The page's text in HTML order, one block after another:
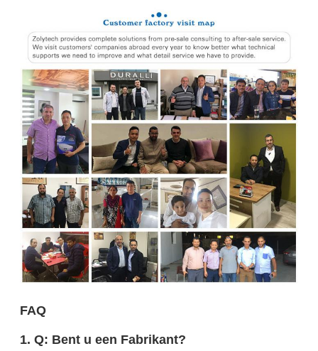
FAQ
1. Q: Bent u een Fabrikant?